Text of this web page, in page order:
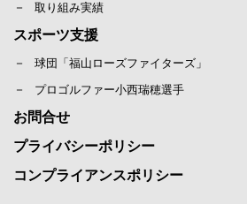
取り組み実績
スポーツ支援
球団「福山ローズファイターズ」
プロゴルファー小西瑞穂選手
お問合せ
プライバシーポリシー
コンプライアンスポリシー